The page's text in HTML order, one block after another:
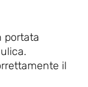
portata
il